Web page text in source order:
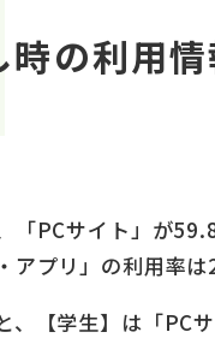
時の利⽤
「PCサイト」が
アプリ」の利⽤率
、【学⽣】は「PC